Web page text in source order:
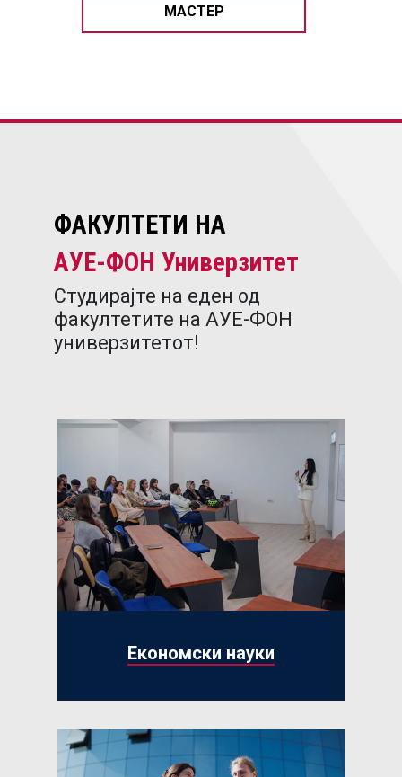
МАСТЕР
ФАКУЛТЕТИ НА
АУЕ-ФОН Универзитет
Студирајте на еден од
факултетите на АУЕ-ФОН
универзитетот!
Економски науки